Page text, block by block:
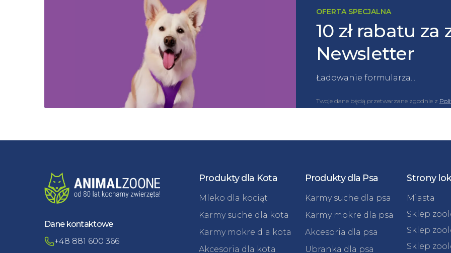
OFERTA SPECJALNA
10 zł rabatu
Newsletter
Ładowanie formularza...
Twoje dane będą przetwarzane zgodnie z
Dane kontaktowe
+48 881 600 366
Produkty dla Kota
Mleko dla kociąt
Karmy suche dla kota
Karmy mokre dla kota
Akcesoria dla kota
Produkty dla Psa
Karmy suche dla psa
Karmy mokre dla psa
Akcesoria dla psa
Ubranka dla psa
Strony
Miasta
Sklep
Sklep
Sklep